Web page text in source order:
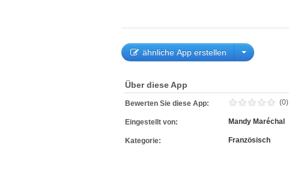
ähnliche App erstellen
Über diese App
Bewerten Sie diese App: (0)
Eingestellt von: Mandy Maréchal
Kategorie: Französisch